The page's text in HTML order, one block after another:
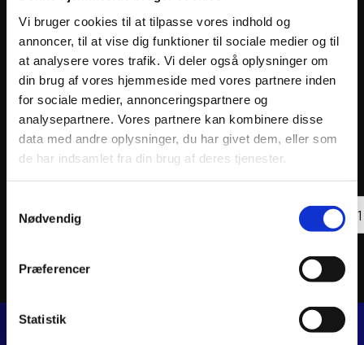
Vi bruger cookies til at tilpasse vores indhold og
annoncer, til at vise dig funktioner til sociale medier og til
at analysere vores trafik. Vi deler også oplysninger om
din brug af vores hjemmeside med vores partnere inden
for sociale medier, annonceringspartnere og
analysepartnere. Vores partnere kan kombinere disse
data med andre oplysninger, du har givet dem, eller som
de har indsamlet fra din brug af deres tjenester.
Nødvendig
Præferencer
Statistik
ATHENA PISTON KIT FORGED Ø53,94mm
844kr.
inkl. moms
PISTON
KIT
antal
inkl.
KIT
antal